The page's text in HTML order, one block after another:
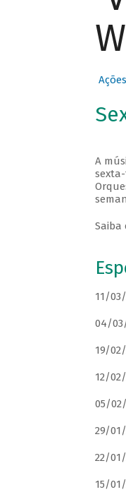
Ações
A
Saiba
11/
04/
19/
12/
05/
29/
22/
15/